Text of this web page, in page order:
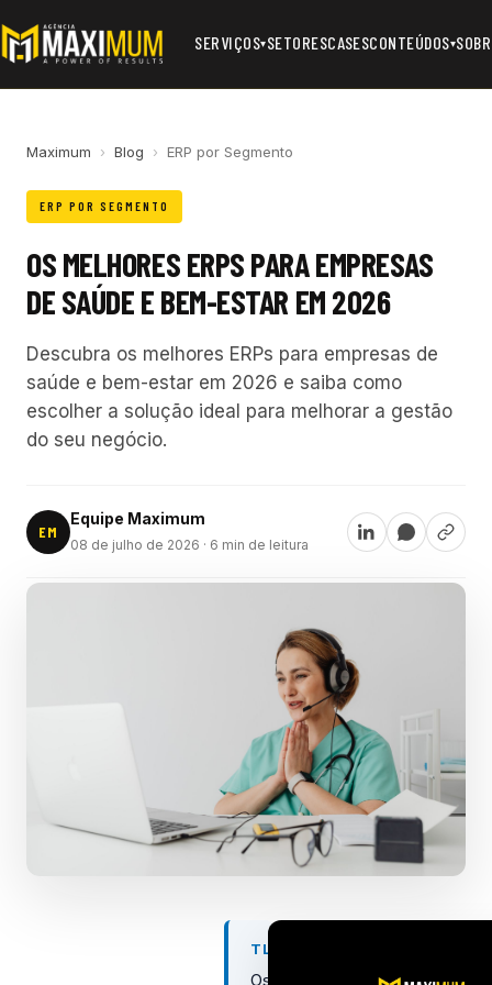
SERVIÇOS▾SETORESCASESCONTEÚDOS▾
Maximum › Blog › ERP por Segmento
ERP POR SEGMENTO
OS MELHORES ERPS PARA EMPRESAS
DE SAÚDE E BEM-ESTAR EM 2026
Descubra os melhores ERPs para empresas de
saúde e bem-estar em 2026 e saiba como
escolher a solução ideal para melhorar a gestão
do seu negócio.
EM
Equipe Maximum
08 de julho de 2026 · 6 min de leitura
TL;DR
Os